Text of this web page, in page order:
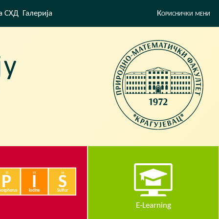
СХД Галерија Кориснички мени
E-Learning